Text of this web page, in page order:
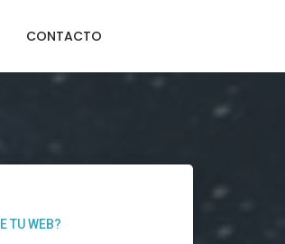
CONTACTO
TU WEB?